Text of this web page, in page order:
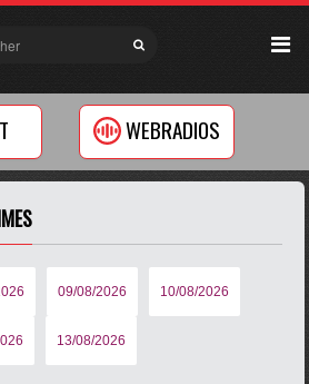
WEBRADIOS
09/08/2026 10/08/2026
13/08/2026